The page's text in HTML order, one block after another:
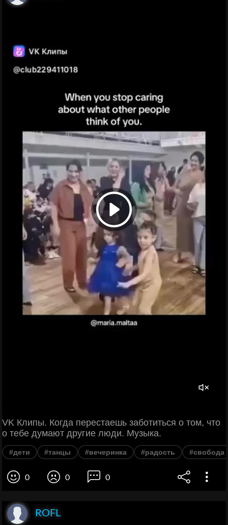
VK Клипы. Когда перестаешь заботиться о том, что
о тебе думают другие люди. Музыка.
#дети #танцы #вечеринка #радость #свобода
0 0 0
ROFL